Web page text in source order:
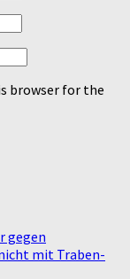
browser for the
gegen
mit Traben-